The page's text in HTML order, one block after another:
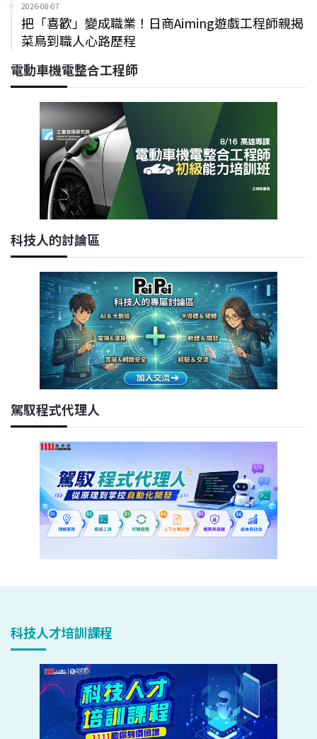
2026-08-07
把「喜歡」變成職業！日商Aiming遊戲工程師親揭
菜鳥到職人心路歷程
電動車機電整合工程師
科技人的討論區
駕馭程式代理人
科技人才培訓課程